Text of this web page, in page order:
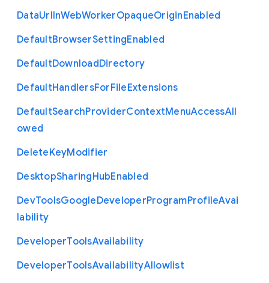
DataUrlInWebWorkerOpaqueOriginEnabled
DefaultBrowserSettingEnabled
DefaultDownloadDirectory
DefaultHandlersForFileExtensions
DefaultSearchProviderContextMenuAccessAll
owed
DeleteKeyModifier
DesktopSharingHubEnabled
DevToolsGoogleDeveloperProgramProfileAvai
lability
DeveloperToolsAvailability
DeveloperToolsAvailabilityAllowlist